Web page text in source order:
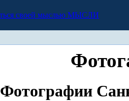
МЫСЛИ
Фотографии